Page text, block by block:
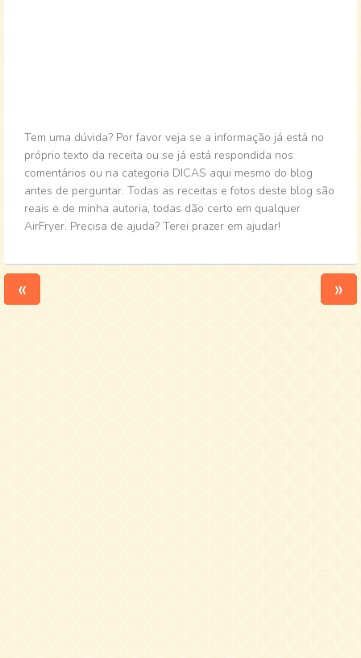
Tem uma dúvida? Por favor veja se a informação já está no
próprio texto da receita ou se já está respondida nos
comentários ou na categoria DICAS aqui mesmo do blog
antes de perguntar. Todas as receitas e fotos deste blog são
reais e de minha autoria, todas dão certo em qualquer
AirFryer. Precisa de ajuda? Terei prazer em ajudar!